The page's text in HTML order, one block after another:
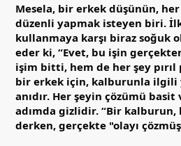
Mesela, bir erkek düşünün,
düzenli yapmak isteyen biri.
kullanmaya karşı biraz soğuk
eder ki, “Evet, bu işin
işim bitti, hem de her şey pırıl
bir erkek için, kalburunla ilgili
anıdır. Her şeyin çözümü
adımda gizlidir. “Bir kalburun,
derken, gerçekte "olayı